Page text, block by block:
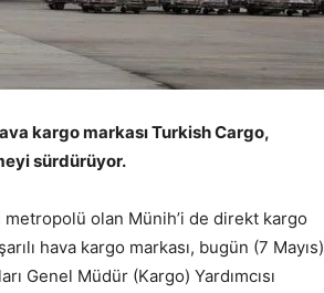
kargo markası Turkish Cargo,
sürdürüyor.
metropolü olan Münih’i de direkt kargo
hava kargo markası, bugün (7 Mayıs)
Genel Müdür (Kargo) Yardımcısı